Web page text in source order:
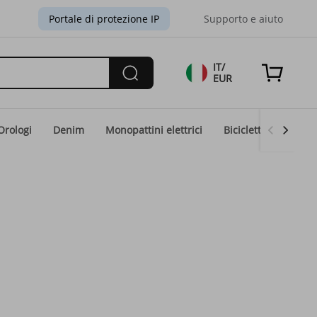
Portale di protezione IP Supporto e aiuto
IT/
EUR
Denim Monopattini elettrici Biciclette elettriche